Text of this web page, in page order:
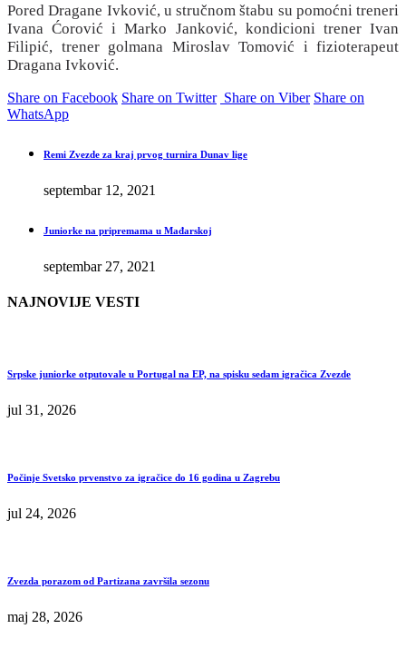
Pored Dragane Ivković, u stručnom štabu su pomoćni treneri
Ivana Ćorović i Marko Janković, kondicioni trener Ivan
Filipić, trener golmana Miroslav Tomović i fizioterapeut
Dragana Ivković.
Share on Facebook Share on Twitter Share on Viber Share on
WhatsApp
Remi Zvezde za kraj prvog turnira Dunav lige
septembar 12, 2021
Juniorke na pripremama u Mađarskoj
septembar 27, 2021
NAJNOVIJE VESTI
Srpske juniorke otputovale u Portugal na EP, na spisku sedam igračica Zvezde
jul 31, 2026
Počinje Svetsko prvenstvo za igračice do 16 godina u Zagrebu
jul 24, 2026
Zvezda porazom od Partizana završila sezonu
maj 28, 2026